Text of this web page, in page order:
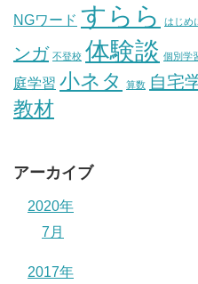
NGワード すらら はじめ
ンガ 不登校 体験談 個別学
庭学習 小ネタ 算数 自宅
教材
アーカイブ
2020年
7月
2017年